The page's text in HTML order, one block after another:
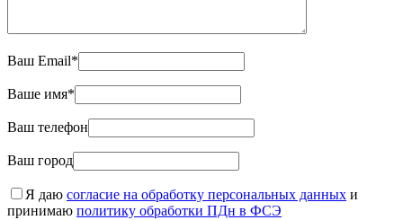
Ваш Email*
Ваше имя*
Ваш телефон
Ваш город
Я даю согласие на обработку персональных данных и
принимаю политику обработки ПДн в ФСЭ